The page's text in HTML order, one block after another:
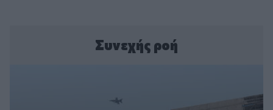
Συνεχής ροή